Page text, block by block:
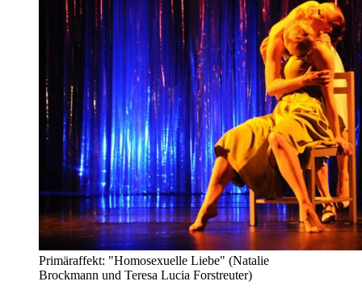
Primäraffekt: "Homosexuelle Liebe" (Natalie
Brockmann und Teresa Lucia Forstreuter)